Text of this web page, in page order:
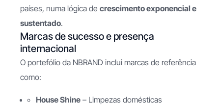
países, numa lógica de crescimento exponencial e
sustentado.
Marcas de sucesso e presença
internacional
O portefólio da NBRAND inclui marcas de referência
como:
House Shine– Limpezas domésticas